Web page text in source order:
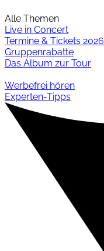
Alle Themen
Live in Concert
Termine & Tickets 2026
Gruppenrabatte
Das Album zur Tour
Werbefrei hören
Experten-Tipps